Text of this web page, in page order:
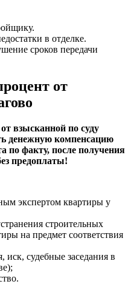
в отделке.
сроков передачи
от
взысканной по суду
денежную компенсацию
по факту, после получения
предоплаты!
экспертом квартиры у
строительных
на предмет соответствия
иск, судебные заседания в